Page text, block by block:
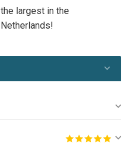
the largest in the
Netherlands!